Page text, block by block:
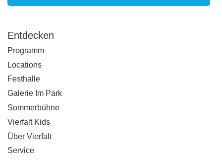
x
e
*
Entdecken
Programm
Locations
Festhalle
Galerie Im Park
Sommerbühne
Vierfalt Kids
Über Vierfalt
Service